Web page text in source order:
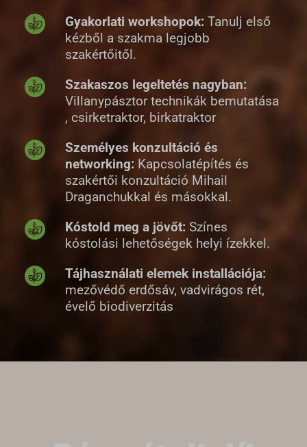
Gyakorlati workshopok: Tanulj első
kézből a szakma legjobb
szakértőitől.
Szakaszos legeltetés nagyban:
Villanypásztor technikák bemutatása
, csirketraktor, birkatraktor
Személyes konzultáció és
networking: Kapcsolatépítés és
szakértői konzultáció Mihail
Draganchukkal és másokkal.
Kóstold meg a jövőt: Színes
kóstolási lehetőségek helyi ízekkel.
Tájhasználati elemek installációja:
mezővédő erdősáv, vadvirágos rét,
évelő biodiverzitás